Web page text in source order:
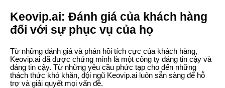
Keovip.ai: Đánh giá của khách hàng
đối với sự phục vụ của họ
Từ những đánh giá và phản hồi tích cực của khách hàng,
Keovip.ai đã được chứng minh là một công ty đáng tin cậy và
đáng tin cậy. Từ những yêu cầu phức tạp cho đến những
thách thức khó khăn, đội ngũ Keovip.ai luôn sẵn sàng để hỗ
trợ và giải quyết mọi vấn đề.